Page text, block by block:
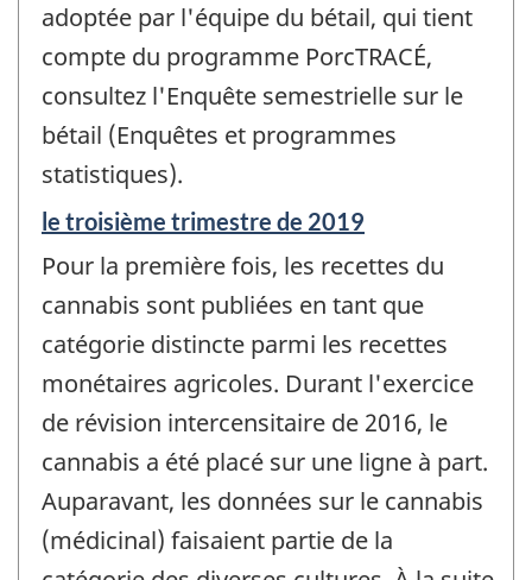
adoptée par l'équipe du bétail, qui tient
compte du programme PorcTRACÉ,
consultez l'Enquête semestrielle sur le
bétail (Enquêtes et programmes
statistiques).
Période
référence
de
-
le troisième trimestre de 2019
Pour la première fois, les recettes du
cannabis sont publiées en tant que
catégorie distincte parmi les recettes
monétaires agricoles. Durant l'exercice
de révision intercensitaire de 2016, le
cannabis a été placé sur une ligne à part.
Auparavant, les données sur le cannabis
(médicinal) faisaient partie de la